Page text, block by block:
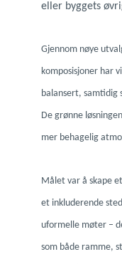
eller byggets
Gjennom nøye
komposisjoner har
balansert, samtidig
De grønne
mer behagelig
Målet var å skape
et inkluderende
uformelle møter –
som både ramme,